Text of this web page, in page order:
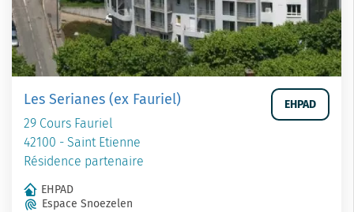
Les Serianes (ex Fauriel)
29 Cours Fauriel
42100 - Saint Etienne
Résidence partenaire
EHPAD
EHPAD
Espace Snoezelen